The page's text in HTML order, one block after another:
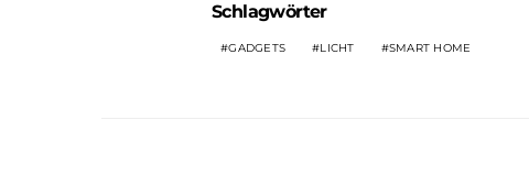
Schlagwörter
GADGETS LICHT SMART HOME